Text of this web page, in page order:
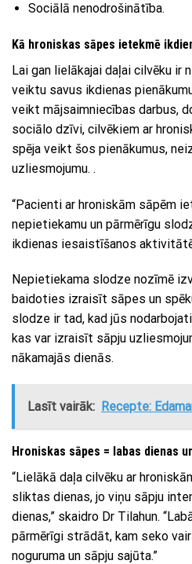
Sociālā nenodrošinātība.
Kā hroniskas sāpes ietekmē
Lai gan lielākajai daļai cilvēku ir
veiktu savus ikdienas
veikt mājsaimniecības darbus,
sociālo dzīvi, cilvēkiem ar
spēja veikt šos pienākumus,
uzliesmojumu. .
“Pacienti ar hroniskām sāpēm
nepietiekamu un pārmērīgu
ikdienas iesaistīšanos
Nepietiekama slodze nozīmē
baidoties izraisīt sāpes un
slodze ir tad, kad jūs
kas var izraisīt sāpju
nākamajās dienās.
Lasīt vairāk: Recepte:
Hroniskas sāpes = labas dienas
“Lielākā daļa cilvēku ar
sliktas dienas, jo viņu sāpju
dienas,” skaidro Dr Tilahun.
pārmērīgi strādāt, kam seko
noguruma un sāpju sajūta.”